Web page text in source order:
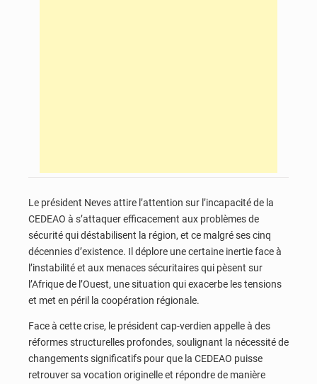
Le président Neves attire l’attention sur l’incapacité de la
CEDEAO à s’attaquer efficacement aux problèmes de
sécurité qui déstabilisent la région, et ce malgré ses cinq
décennies d’existence. Il déplore une certaine inertie face à
l’instabilité et aux menaces sécuritaires qui pèsent sur
l’Afrique de l’Ouest, une situation qui exacerbe les tensions
et met en péril la coopération régionale.
Face à cette crise, le président cap-verdien appelle à des
réformes structurelles profondes, soulignant la nécessité de
changements significatifs pour que la CEDEAO puisse
retrouver sa vocation originelle et répondre de manière